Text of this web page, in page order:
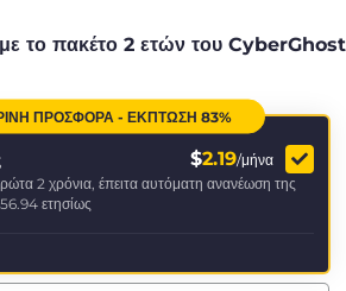
το πακέτο 2 ετών του CyberGhost
ΠΡΟΣΦΟΡΆ - ΈΚΠΤΩΣΗ 83%
$2.19/μήνα
2 χρόνια, έπειτα αυτόματη ανανέωση της
ετησίως